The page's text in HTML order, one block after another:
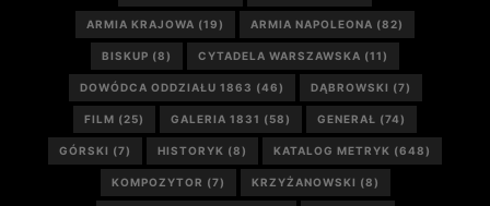
ARMIA KRAJOWA (19) ARMIA NAPOLEONA (82)
BISKUP (8) CYTADELA WARSZAWSKA (11)
DOWÓDCA ODDZIAŁU 1863 (46) DĄBROWSKI (7)
FILM (25) GALERIA 1831 (58) GENERAŁ (74)
GÓRSKI (7) HISTORYK (8) KATALOG METRYK (648)
KOMPOZYTOR (7) KRZYŻANOWSKI (8)